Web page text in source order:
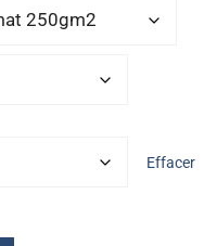
Effacer